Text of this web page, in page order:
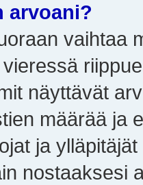
arvoani?
vaihtaa
näyttävät
määrää ja
ja
nostaaksesi